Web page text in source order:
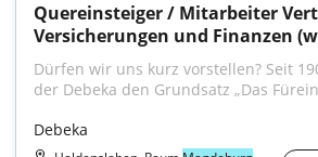
Quereinsteiger / Mitarbeiter
Versicherungen und Finanzen
Dürfen wir uns kurz vorstellen? Seit
der Debeka den Grundsatz „Das
Debeka